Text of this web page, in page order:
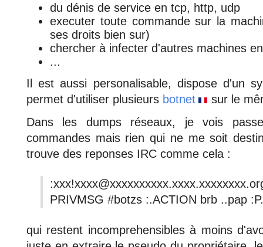
du dénis de service en tcp, http, udp
executer toute commande sur la
ses droits bien sur)
chercher à infecter d'autres machines
...
Il est aussi personalisable, dispose d'un
permet d'utiliser plusieurs botnet
sur le
Dans les dumps réseaux, je vois
commandes mais rien qui ne me soit
trouve des reponses IRC comme cela :
PRIVMSG #botzs :.ACTION brb ..pap
qui restent incomprehensibles à moins